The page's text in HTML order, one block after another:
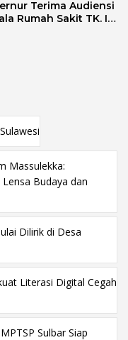
Terima Audiensi
Rumah Sakit TK. III
Massulekka:
Budaya dan
Dilirik di Desa
Literasi Digital Cegah
Sulbar Siap